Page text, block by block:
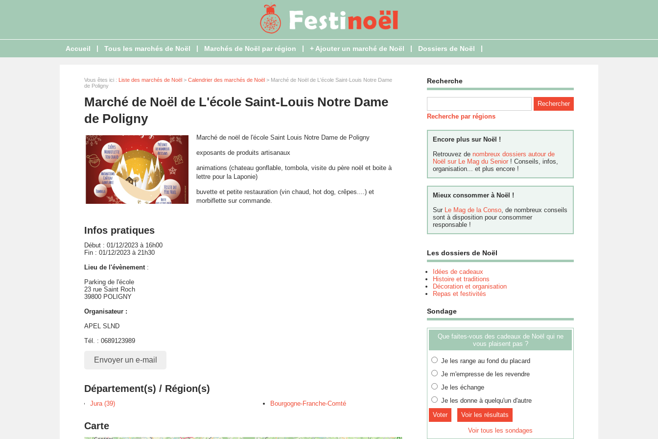
Accueil | Tous les marchés de Noël | Marchés de Noël par région | + Ajouter un marché de Noël | Dossiers de Noël |
Vous êtes ici : Liste des marchés de Noël > Calendrier des marchés de Noël > Marché de Noël de L'école Saint-Louis Notre Dame
de Poligny
Marché de Noël de L'école Saint-Louis Notre Dame
de Poligny
Marché de noël de l'école Saint Louis Notre Dame de Poligny
exposants de produits artisanaux
animations (chateau gonflable, tombola, visite du père noël et boite à
lettre pour la Laponie)
buvette et petite restauration (vin chaud, hot dog, crêpes....) et
morbiflette sur commande.
Infos pratiques
Début : 01/12/2023 à 16h00
Fin : 01/12/2023 à 21h30
Lieu de l'évènement:
Parking de l'école
23 rue Saint Roch
39800 POLIGNY
Organisateur :
APEL SLND
Tél. : 0689123989
Envoyer un e-mail
Département(s) / Région(s)
Jura (39) Bourgogne-Franche-Comté
Carte
Recherche
Recherche par régions
Encore plus sur Noël !
Retrouvez de nombreux dossiers autour de
Noël sur Le Mag du Senior ! Conseils, infos,
organisation... et plus encore !
Mieux consommer à Noël !
Sur Le Mag de la Conso, de nombreux conseils
sont à disposition pour consommer
responsable !
Les dossiers de Noël
Idées de cadeaux
Histoire et traditions
Décoration et organisation
Repas et festivités
Sondage
Que faites-vous des cadeaux de Noël qui ne
vous plaisent pas ?
Je les range au fond du placard
Je m'empresse de les revendre
Je les échange
Je les donne à quelqu'un d'autre
Voir les résultats
Voir tous les sondages